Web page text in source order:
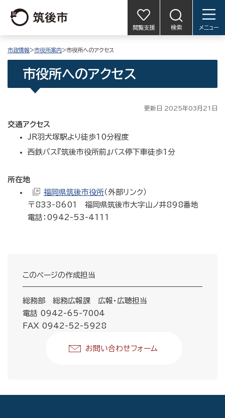
閲覧支援 検索 メニュー
市政情報>市役所案内>市役所へのアクセス
市役所へのアクセス
更新日 2025年03月21日
交通アクセス
JR羽犬塚駅より徒歩10分程度
西鉄バス『筑後市役所前』バス停下車徒歩1分
所在地
福岡県筑後市役所（外部リンク）
〒833-8601 福岡県筑後市大字山ノ井898番地
電話：0942-53-4111
このページの作成担当
総務部 総務広報課 広報・広聴担当
電話 0942-65-7004
FAX 0942-52-5928
お問い合わせフォーム